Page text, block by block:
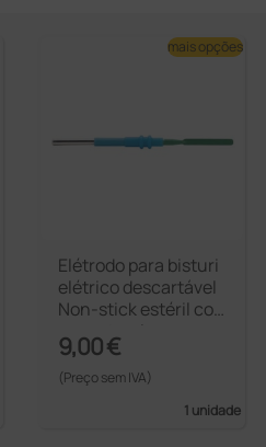
Elétrodo para bisturi
elétrico descartável
Non-stick estéril co
9,00 €
(Preço sem IVA)
1 unidade
mais opções